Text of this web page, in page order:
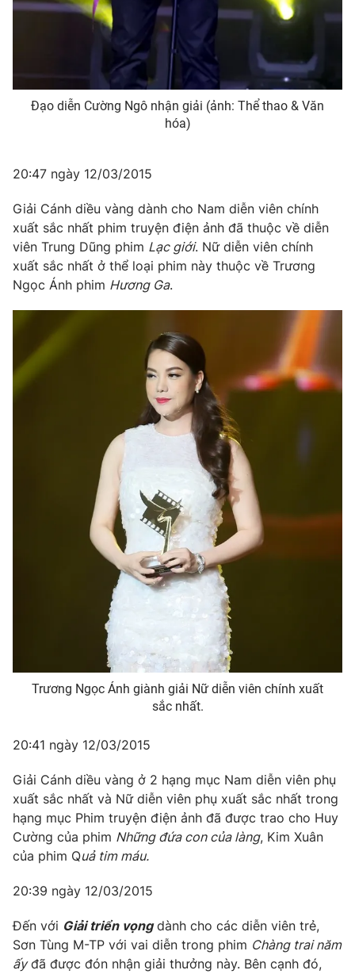
Đạo diễn Cường Ngô nhận giải (ảnh: Thể thao & Văn
hóa)
20:47 ngày 12/03/2015
Giải Cánh diều vàng dành cho Nam diễn viên chính
xuất sắc nhất phim truyện điện ảnh đã thuộc về diễn
viên Trung Dũng phim Lạc giới. Nữ diễn viên chính
xuất sắc nhất ở thể loại phim này thuộc về Trương
Ngọc Ánh phim Hương Ga.
Trương Ngọc Ánh giành giải Nữ diễn viên chính xuất
sắc nhất.
20:41 ngày 12/03/2015
Giải Cánh diều vàng ở 2 hạng mục Nam diễn viên phụ
xuất sắc nhất và Nữ diễn viên phụ xuất sắc nhất trong
hạng mục Phim truyện điện ảnh đã được trao cho Huy
Cường của phim Những đứa con của làng, Kim Xuân
của phim Quả tim máu.
20:39 ngày 12/03/2015
Đến với Giải triển vọngdành cho các diễn viên trẻ,
Sơn Tùng M-TP với vai diễn trong phim Chàng trai năm
ấyđã được đón nhận giải thưởng này. Bên cạnh đó,